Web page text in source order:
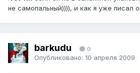
не самопальный)))), и как я уже писал
barkudu 0
Опубликовано: 10 апреля 2009